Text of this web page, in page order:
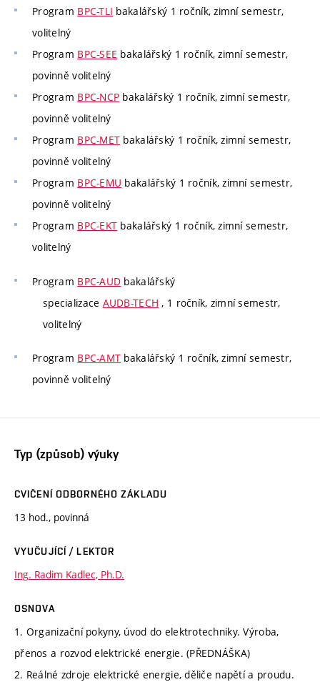
Program BPC-TLI bakalářský 1 ročník, zimní semestr,
volitelný
Program BPC-SEE bakalářský 1 ročník, zimní semestr,
povinně volitelný
Program BPC-NCP bakalářský 1 ročník, zimní semestr,
povinně volitelný
Program BPC-MET bakalářský 1 ročník, zimní semestr,
povinně volitelný
Program BPC-EMU bakalářský 1 ročník, zimní semestr,
povinně volitelný
Program BPC-EKT bakalářský 1 ročník, zimní semestr,
volitelný
Program BPC-AUD bakalářský
specializace AUDB-TECH , 1 ročník, zimní semestr,
volitelný
Program BPC-AMT bakalářský 1 ročník, zimní semestr,
povinně volitelný
Typ (způsob) výuky
CVIČENÍ ODBORNÉHO ZÁKLADU
13 hod., povinná
VYUČUJÍCÍ / LEKTOR
Ing. Radim Kadlec, Ph.D.
OSNOVA
1. Organizační pokyny, úvod do elektrotechniky. Výroba,
přenos a rozvod elektrické energie. (PŘEDNÁŠKA)
2. Reálné zdroje elektrické energie, děliče napětí a proudu.